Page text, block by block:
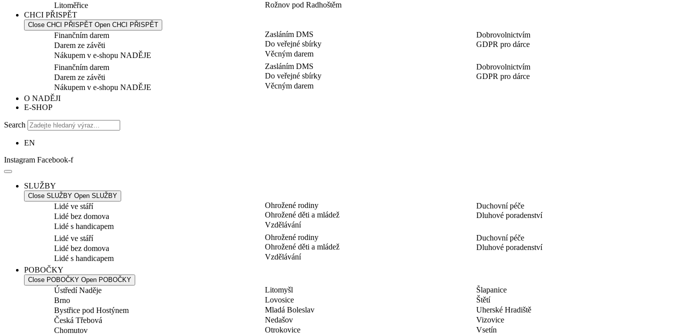
Litoměřice
Rožnov pod Radhoštěm
CHCI PŘISPĚT
Close CHCI PŘISPĚT Open CHCI PŘISPĚT
Finančním darem
Darem ze závěti
Nákupem v e-shopu NADĚJE
Zasláním DMS
Do veřejné sbírky
Věcným darem
Dobrovolnictvím
GDPR pro dárce
Finančním darem
Darem ze závěti
Nákupem v e-shopu NADĚJE
Zasláním DMS
Do veřejné sbírky
Věcným darem
Dobrovolnictvím
GDPR pro dárce
O NADĚJI
E-SHOP
Search
EN
Instagram Facebook-f
SLUŽBY
Close SLUŽBY Open SLUŽBY
Lidé ve stáří
Lidé bez domova
Lidé s handicapem
Ohrožené rodiny
Ohrožené děti a mládež
Vzdělávání
Duchovní péče
Dluhové poradenství
Lidé ve stáří
Lidé bez domova
Lidé s handicapem
Ohrožené rodiny
Ohrožené děti a mládež
Vzdělávání
Duchovní péče
Dluhové poradenství
POBOČKY
Close POBOČKY Open POBOČKY
Ústředí Naděje
Brno
Bystřice pod Hostýnem
Česká Třebová
Chomutov
Litomyšl
Lovosice
Mladá Boleslav
Nedašov
Otrokovice
Šlapanice
Štětí
Uherské Hradiště
Vizovice
Vsetín